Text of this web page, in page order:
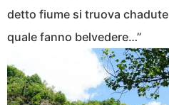
detto fiume si truova
quale fanno belvedere…”